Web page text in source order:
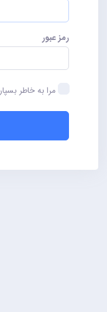
رمز عبور
مرا به خاطر بسپار